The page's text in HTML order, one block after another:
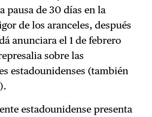
pausa de 30 días en la
de los aranceles, después
anunciara el 1 de febrero
sobre las
estadounidenses (también
estadounidense presenta